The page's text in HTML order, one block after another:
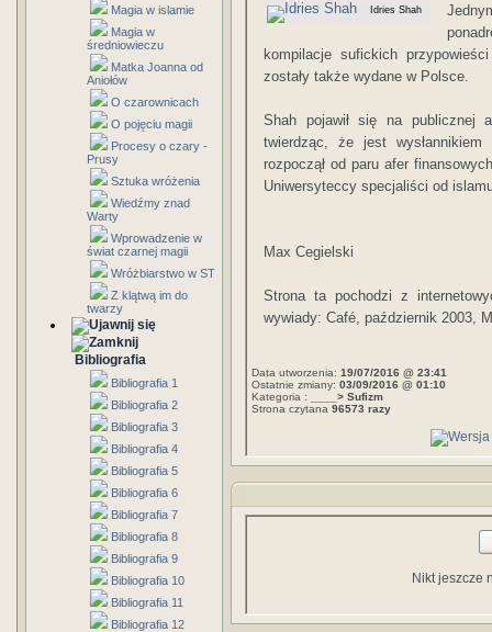
Magia w islamie
Magia w
średniowieczu
Matka Joanna od
Aniołów
O czarownicach
O pojęciu magii
Procesy o czary -
Prusy
Sztuka wróżenia
Wiedźmy znad
Warty
Wprowadzenie w
świat czarnej magii
Wróżbiarstwo w ST
Z klątwą im do
twarzy
Bibliografia
Bibliografia 1
Bibliografia 2
Bibliografia 3
Bibliografia 4
Bibliografia 5
Bibliografia 6
Bibliografia 7
Bibliografia 8
Bibliografia 9
Bibliografia 10
Bibliografia 11
Bibliografia 12
Idries Shah
kompilacje sufickich
zostały także wydane w Polsce.
Shah pojawił się na
twierdząc, że jest
rozpoczął od paru afer
Uniwersyteccy specjaliści od
Max Cegielski
Strona ta pochodzi z
wywiady: Café, październik 2003,
Data utworzenia: 19/07/2016 @ 23:41
Ostatnie zmiany: 03/09/2016 @ 01:10
Kategoria :
____> Sufizm
Strona czytana 96573 razy
Nikt jeszcze